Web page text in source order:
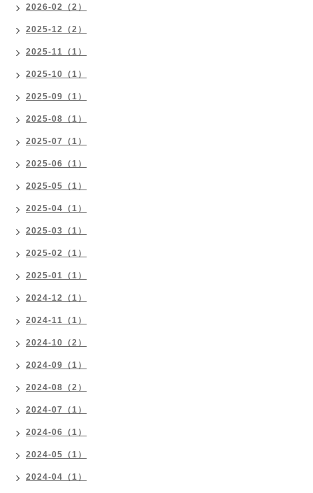
2026-02（2）
2025-12（2）
2025-11（1）
2025-10（1）
2025-09（1）
2025-08（1）
2025-07（1）
2025-06（1）
2025-05（1）
2025-04（1）
2025-03（1）
2025-02（1）
2025-01（1）
2024-12（1）
2024-11（1）
2024-10（2）
2024-09（1）
2024-08（2）
2024-07（1）
2024-06（1）
2024-05（1）
2024-04（1）